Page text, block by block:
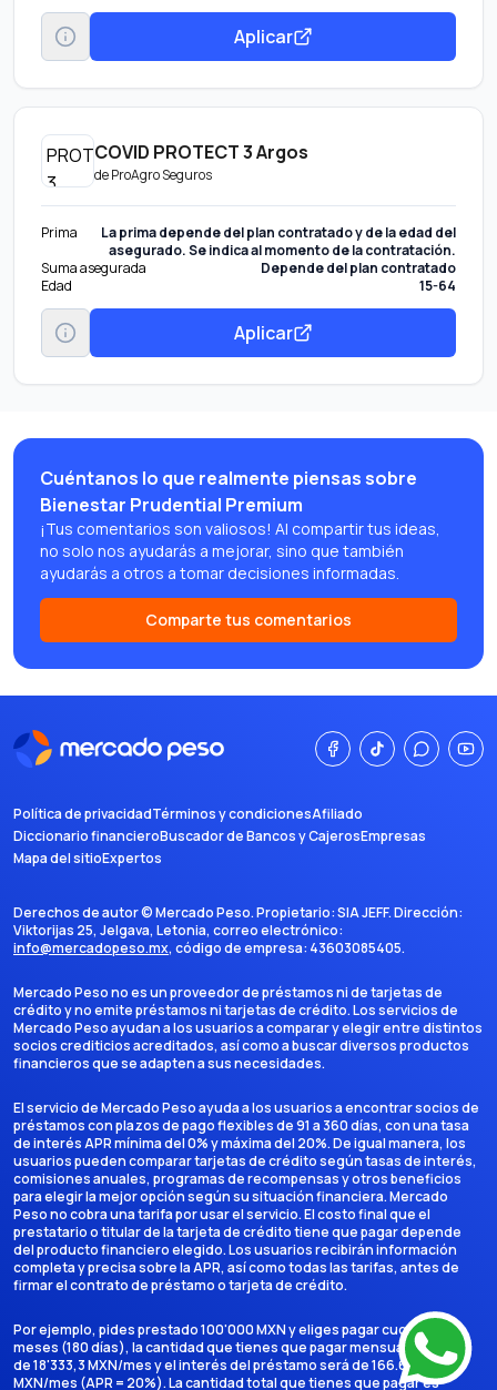
Aplicar
COVID PROTECT 3 Argos
deProAgro Seguros
Prima
La prima depende del plan contratado y de la edad del
asegurado. Se indica al momento de la contratación.
Suma asegurada
Depende del plan contratado
Edad
15-64
Aplicar
Cuéntanos lo que realmente piensas sobre
Bienestar Prudential Premium
¡Tus comentarios son valiosos! Al compartir tus ideas,
no solo nos ayudarás a mejorar, sino que también
ayudarás a otros a tomar decisiones informadas.
Comparte tus comentarios
Política de privacidadTérminos y condicionesAfiliado
Diccionario financieroBuscador de Bancos y CajerosEmpresas
Mapa del sitioExpertos
Derechos de autor ©Mercado Peso. Propietario:SIA JEFF. Dirección:
Viktorijas 25, Jelgava, Letonia, correo electrónico:
info@mercadopeso.mx, código de empresa: 43603085405.
Mercado Peso no es un proveedor de préstamos ni de tarjetas de
crédito y no emite préstamos ni tarjetas de crédito. Los servicios de
Mercado Peso ayudan a los usuarios a comparar y elegir entre distintos
socios crediticios acreditados, así como a buscar diversos productos
financieros que se adapten a sus necesidades.
El servicio de Mercado Peso ayuda a los usuarios a encontrar socios de
préstamos con plazos de pago flexibles de 91 a 360 días, con una tasa
de interés APR mínima del 0% y máxima del 20%. De igual manera, los
usuarios pueden comparar tarjetas de crédito según tasas de interés,
comisiones anuales, programas de recompensas y otros beneficios
para elegir la mejor opción según su situación financiera. Mercado
Peso no cobra una tarifa por usar el servicio. El costo final que el
prestatario o titular de la tarjeta de crédito tiene que pagar depende
del producto financiero elegido. Los usuarios recibirán información
completa y precisa sobre la APR, así como todas las tarifas, antes de
firmar el contrato de préstamo o tarjeta de crédito.
Por ejemplo, pides prestado 100'000 MXN y eliges pagar cuotas en 6
meses (180 días), la cantidad que tienes que pagar mensualmente es
de 18'333,3 MXN/mes y el interés del préstamo será de 166.666,7
MXN/mes (APR = 20%). La cantidad total que tienes que pagar es